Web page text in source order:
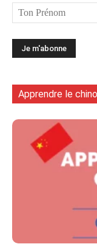
Apprendre le